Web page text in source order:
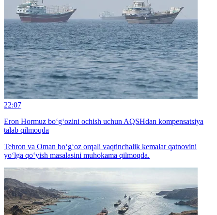
22:07
Eron Hormuz bo‘g‘ozini ochish uchun AQSHdan kompensatsiya
talab qilmoqda
Tehron va Oman bo‘g‘oz orqali vaqtinchalik kemalar qatnovini
yo‘lga qo‘yish masalasini muhokama qilmoqda.